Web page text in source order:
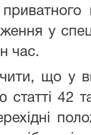
у
час.
що у
42